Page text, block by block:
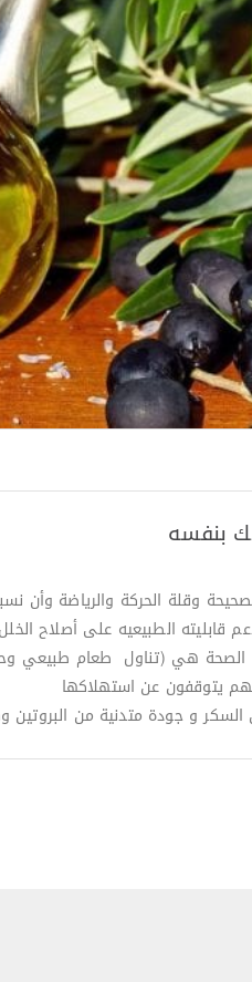
بنفسه
وقلة الحركة والرياضة وأن
قابليته الطبيعيه على أصلاح
الصحة هي (تناول طعام طبيعي
يتوقفون عن استهلاكها
و جودة متدنية من البروتين